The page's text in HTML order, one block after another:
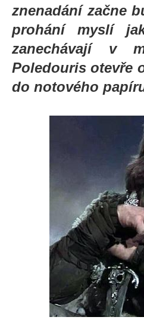
znenadání začne
prohání myslí
zanechávají v
Poledouris otevře
do notového